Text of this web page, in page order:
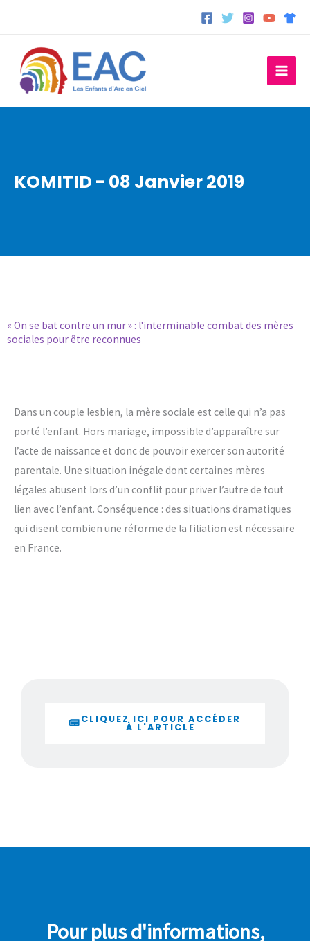
contenu
KOMITID - 08 Janvier 2019
« On se bat contre un mur » : l'interminable combat des mères
sociales pour être reconnues
Dans un couple lesbien, la mère sociale est celle qui n’a pas
porté l’enfant. Hors mariage, impossible d’apparaître sur
l’acte de naissance et donc de pouvoir exercer son autorité
parentale. Une situation inégale dont certaines mères
légales abusent lors d’un conflit pour priver l’autre de tout
lien avec l’enfant. Conséquence : des situations dramatiques
qui disent combien une réforme de la filiation est nécessaire
en France.
CLIQUEZ ICI POUR ACCÉDER
À L'ARTICLE
Pour plus d'informations,